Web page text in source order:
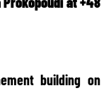
building on